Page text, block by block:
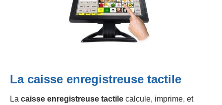
La caisse enregistreuse tactile
La caisse enregistreuse tactile calcule, imprime, et